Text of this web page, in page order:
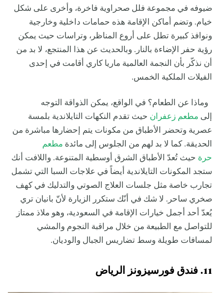
ضيوفه في مجموعة فلل صحراوية فاخرة، وأخرى على شكل
خيام. وتضم أماكن الإقامة هذه حمامات داخلية وخارجية
ونوافذ كبيرة تطل على أروع المناظر، وتراسات حيث يمكن
رؤية حفر الإضاءة بالنار. وبالحديث عن هذا المنتجع، لا بد من
أن نذكّر بأن النجمة العالمية ماريا كاري أقامت في إحدى
الفيلات الملكية الخمس.
وماذا عن الطعام؟ في الواقع، يمكن الذواقة التوجه
إلى مطعم زعفران حيث تقدم النكهات التايلاندية بلمسة
عصرية وتحضر الأطباق من مكونات يتم إحضارها مباشرة من
الحديقة. كما لا بد لهم من الجلوس إلى مائدة مطعم
حرة حيث تُعدّ الأطباق الشرق أوسطية المتنوعة. واللافت أنك
ستجد المكونات التايلاندية أيضاً في علاجات السبا التي تشمل
تجارب خاصة مثل جلسات العلاج الصوتي والتدليك في كهف
صخري ساحر. لا شك في أنّك ستكرر الزيارة لأنّ بانيان تري
يُعدّ أحد أجمل خيارات الإقامة في السعودية، وهو ملاذ ممتاز
للتواصل مع الطبيعة من خلال مراقبة النجوم والمشي
لمسافات طويلة وسط تضاريس الجبال والوديان.
11. فندق فورسيزونز الرياض